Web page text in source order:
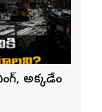
అక్కడేం